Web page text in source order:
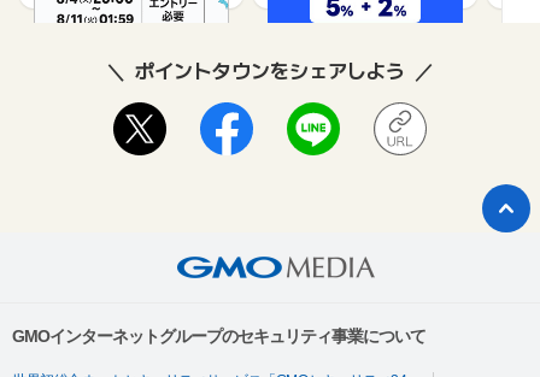
ポイントタウンをシェアしよう
GMOインターネットグループのセキュリティ事業について